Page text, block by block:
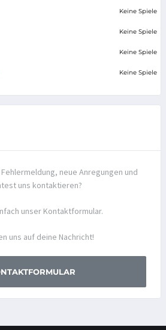
Keine Spiele
Keine Spiele
Keine Spiele
Keine Spiele
neue Anregungen und
uns kontaktieren?
unser Kontaktformular.
uns auf deine Nachricht!